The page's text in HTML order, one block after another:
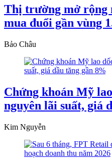
Thị trường mở rộng
mua đuổi gần vùng
Bảo Châu
Chứng khoán Mỹ
nguyên lãi suất, giá
Kim Nguyễn